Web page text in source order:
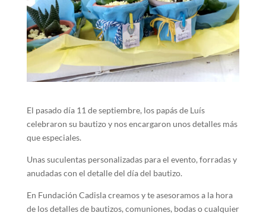
El pasado día 11 de septiembre, los papás de Luís
celebraron su bautizo y nos encargaron unos detalles más
que especiales.
Unas suculentas personalizadas para el evento, forradas y
anudadas con el detalle del día del bautizo.
En Fundación Cadisla creamos y te asesoramos a la hora
de los detalles de bautizos, comuniones, bodas o cualquier